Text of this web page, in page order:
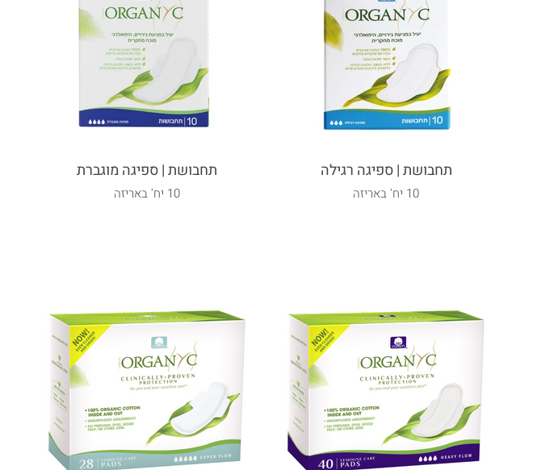
תחבושת | ספיגה רגילה
10 יח' באריזה
תחבושת | ספיגה מוגברת
10 יח' באריזה